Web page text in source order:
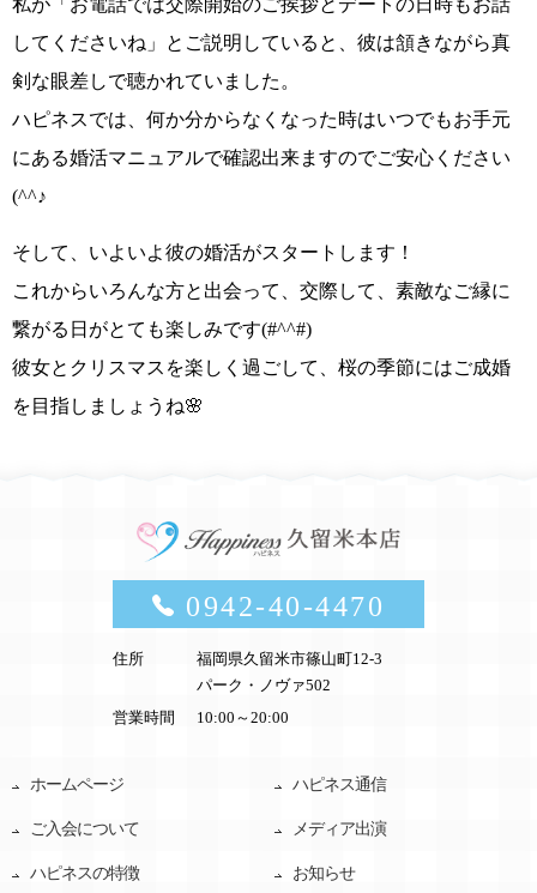
私が 「お電話では交際開始のご挨拶とデートの日時もお話
してくださいね」
とご説明していると、 彼は頷きながら真
剣な眼差しで聴かれていました。
ハピネスでは、何か分からなくなった時はいつでもお手元
にある婚活マニュアルで確認出来ますのでご安心ください
(^^♪
そして、いよいよ彼の婚活がスタートします！
これからいろんな方と出会って、交際して、 素敵なご縁に
繋がる日がとても楽しみです(#^^#)
彼女とクリスマスを楽しく過ごして
桜の季節にはご成婚
を目指しましょうね🌸
0942-40-4470
住所
福岡県久留米市篠山町12-3
パーク・ノヴァ502
営業時間
10:00～20:00
ホームページ
ご入会について
ハピネスの特徴
ハピネス通信
メディア出演
お知らせ